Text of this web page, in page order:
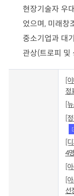
현장기술자 우
었으며, 미래창
중소기업과 대
관상(트로피 및
[
정
[
[
[
4
[
[
선